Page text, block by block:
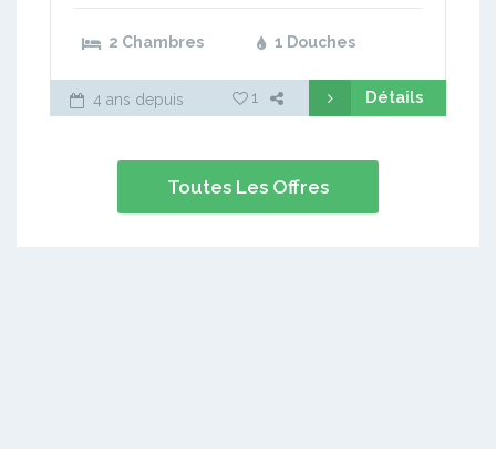
2 Chambres 1 Douches
4 ans depuis 1 Détails
Toutes Les Offres